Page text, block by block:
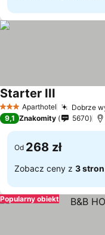
3 KategoriaAparthotel
Starter III
9,1 Znakomity 5670
Od 268 zł
Zobacz ceny z 3 stron
Popularny obiekt